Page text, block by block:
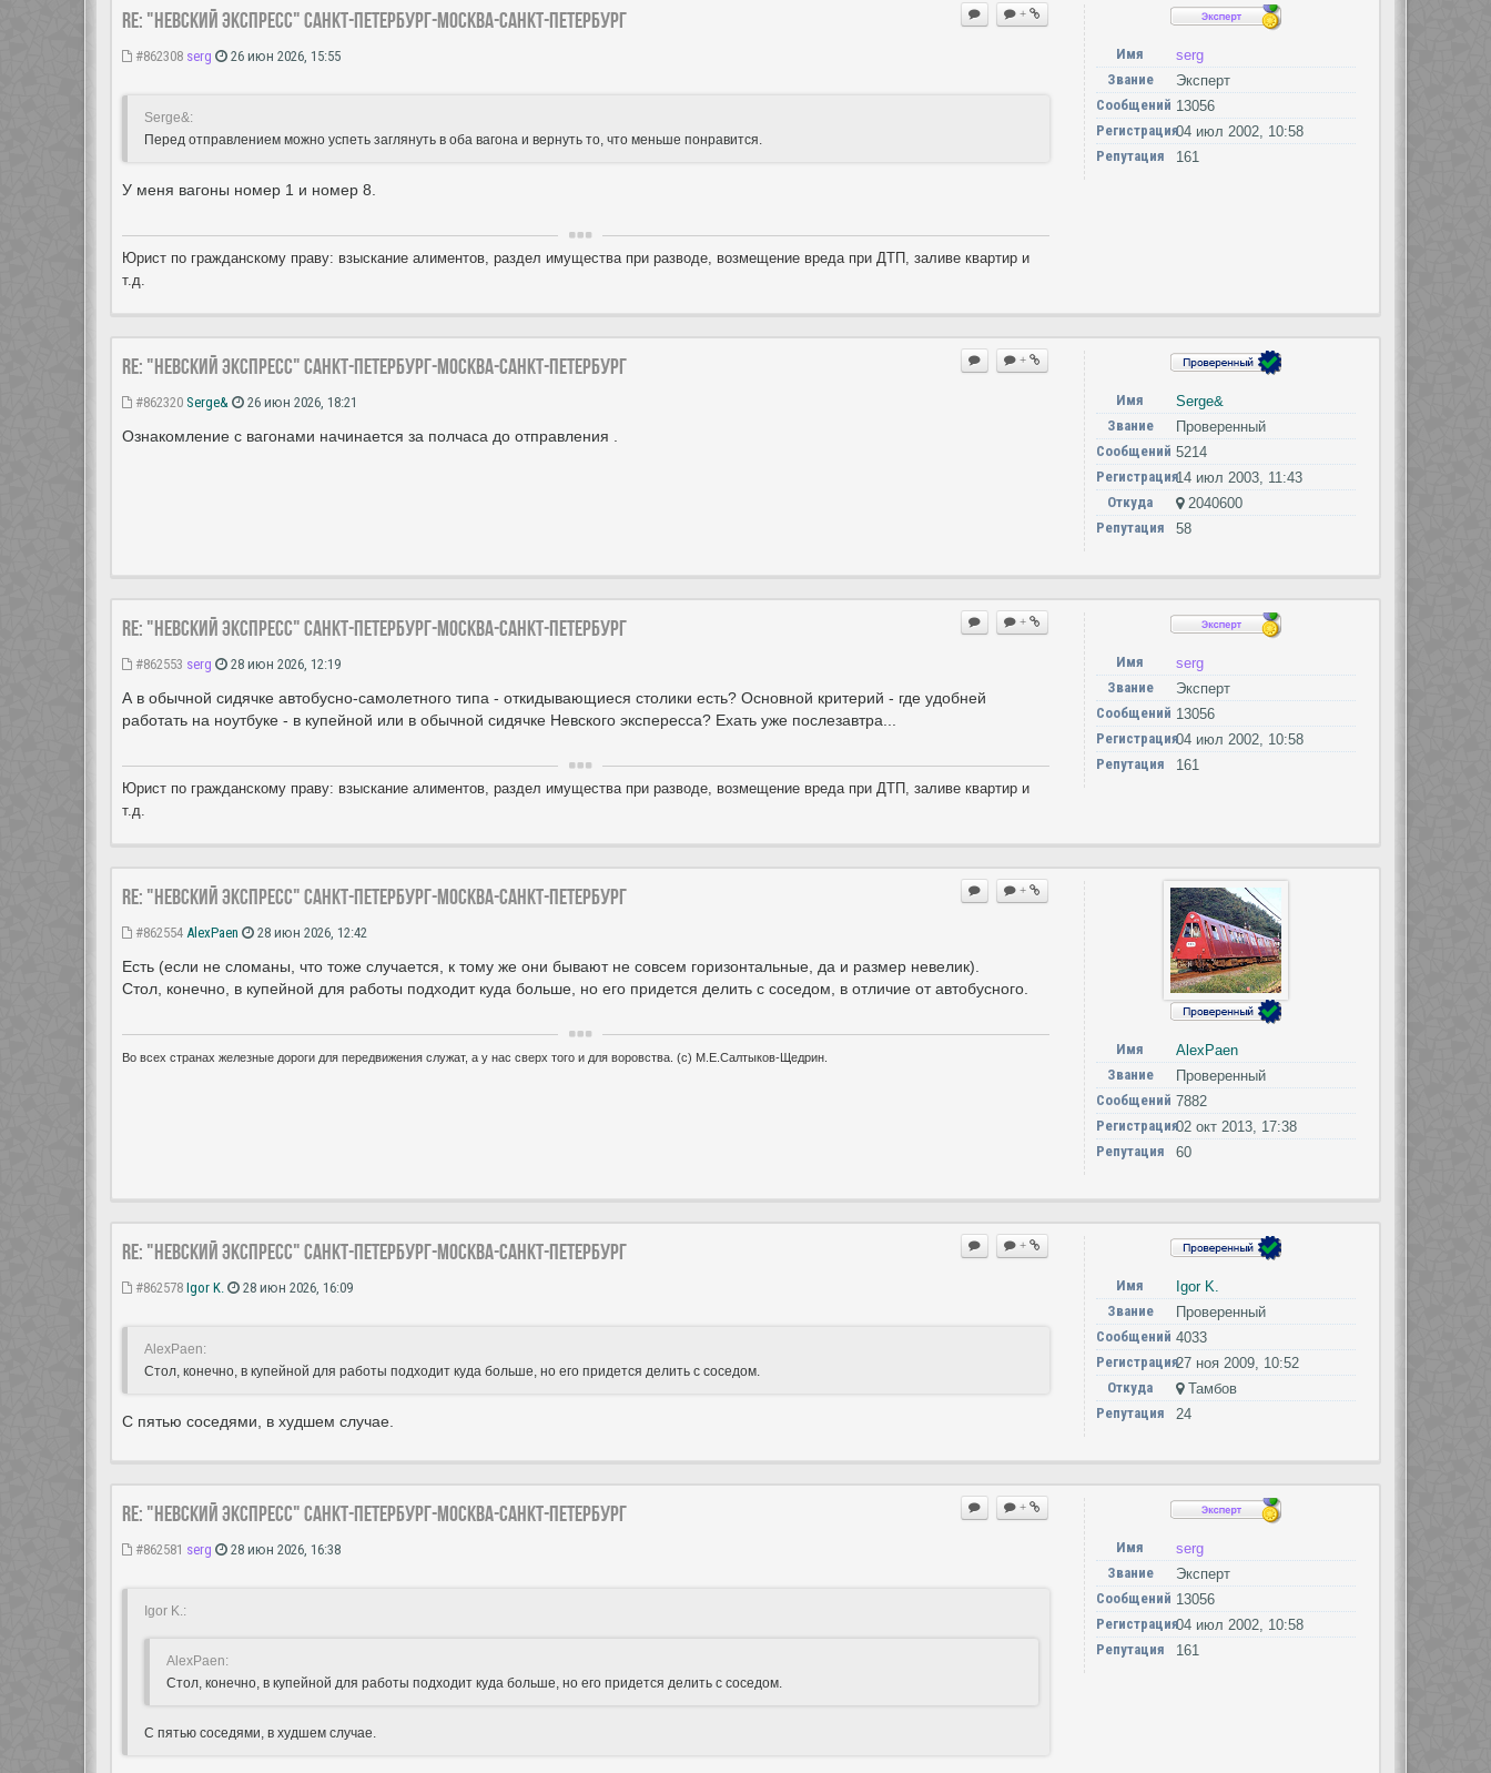
+
Re: "Невский экспресс" Санкт-Петербург-Москва-Санкт-петербург
#862308 serg 26 июн 2026, 15:55
Serge&:
Перед отправлением можно успеть заглянуть в оба вагона и вернуть то, что меньше понравится.
У меня вагоны номер 1 и номер 8.
Юрист по гражданскому праву: взыскание алиментов, раздел имущества при разводе, возмещение вреда при ДТП, заливе квартир и
т.д.
Имя
serg
Звание
Эксперт
Сообщений 13056
Регистрация04 июл 2002, 10:58
Репутация
161
+
Re: "Невский экспресс" Санкт-Петербург-Москва-Санкт-петербург
#862320 Serge& 26 июн 2026, 18:21
Ознакомление с вагонами начинается за полчаса до отправления .
Имя
Serge&
Звание
Проверенный
Сообщений 5214
Регистрация14 июл 2003, 11:43
Откуда
2040600
Репутация
58
+
Re: "Невский экспресс" Санкт-Петербург-Москва-Санкт-петербург
#862553 serg 28 июн 2026, 12:19
А в обычной сидячке автобусно-самолетного типа - откидывающиеся столики есть? Основной критерий - где удобней
работать на ноутбуке - в купейной или в обычной сидячке Невского экспересса? Ехать уже послезавтра...
Юрист по гражданскому праву: взыскание алиментов, раздел имущества при разводе, возмещение вреда при ДТП, заливе квартир и
т.д.
Имя
serg
Звание
Эксперт
Сообщений 13056
Регистрация04 июл 2002, 10:58
Репутация
161
+
Re: "Невский экспресс" Санкт-Петербург-Москва-Санкт-петербург
#862554 AlexPaen 28 июн 2026, 12:42
Есть (если не сломаны, что тоже случается, к тому же они бывают не совсем горизонтальные, да и размер невелик).
Стол, конечно, в купейной для работы подходит куда больше, но его придется делить с соседом, в отличие от автобусного.
Во всех странах железные дороги для передвижения служат, а у нас сверх того и для воровства. (с) М.Е.Салтыков-Щедрин. Имя
AlexPaen
Звание
Проверенный
Сообщений 7882
Регистрация02 окт 2013, 17:38
Репутация
60
+
Re: "Невский экспресс" Санкт-Петербург-Москва-Санкт-петербург
#862578 Igor K. 28 июн 2026, 16:09
AlexPaen:
Стол, конечно, в купейной для работы подходит куда больше, но его придется делить с соседом.
С пятью соседями, в худшем случае.
Имя
Igor K.
Звание
Проверенный
Сообщений 4033
Регистрация27 ноя 2009, 10:52
Откуда
Тамбов
Репутация
24
+
Re: "Невский экспресс" Санкт-Петербург-Москва-Санкт-петербург
#862581 serg 28 июн 2026, 16:38
Igor K.:
AlexPaen:
Стол, конечно, в купейной для работы подходит куда больше, но его придется делить с соседом.
С пятью соседями, в худшем случае.
Имя
serg
Звание
Эксперт
Сообщений 13056
Регистрация04 июл 2002, 10:58
Репутация
161